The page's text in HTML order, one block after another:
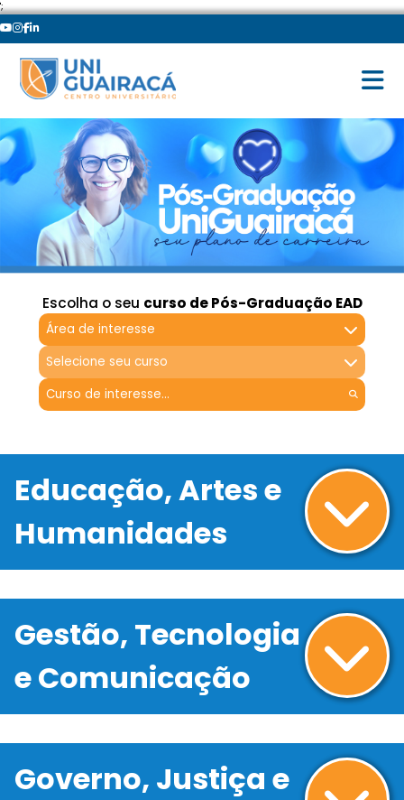
';
Escolha o seu curso de Pós-Graduação EAD
Área de interesse
Selecione seu curso
Educação, Artes e
Humanidades
Gestão, Tecnologia
e Comunicação
Governo, Justiça e